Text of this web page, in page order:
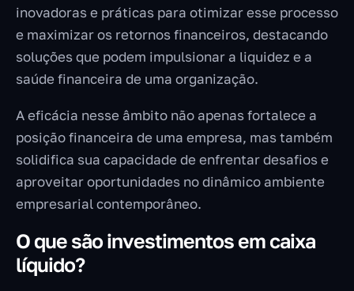
inovadoras e práticas para otimizar esse processo
e maximizar os retornos financeiros, destacando
soluções que podem impulsionar a liquidez e a
saúde financeira de uma organização.
A eficácia nesse âmbito não apenas fortalece a
posição financeira de uma empresa, mas também
solidifica sua capacidade de enfrentar desafios e
aproveitar oportunidades no dinâmico ambiente
empresarial contemporâneo.
O que são investimentos em caixa
líquido?